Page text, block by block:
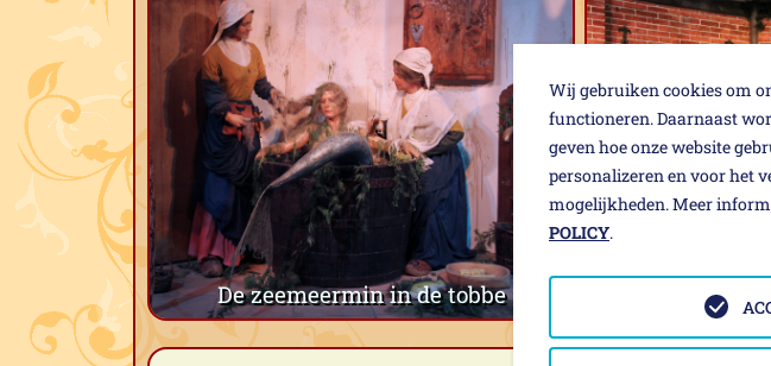
De zeemeermin in de tobbe De
Wij gebruiken cookies om
functioneren. Daarnaast
geven hoe onze website
personalizeren en voor het
mogelijkheden. Meer
POLICY.